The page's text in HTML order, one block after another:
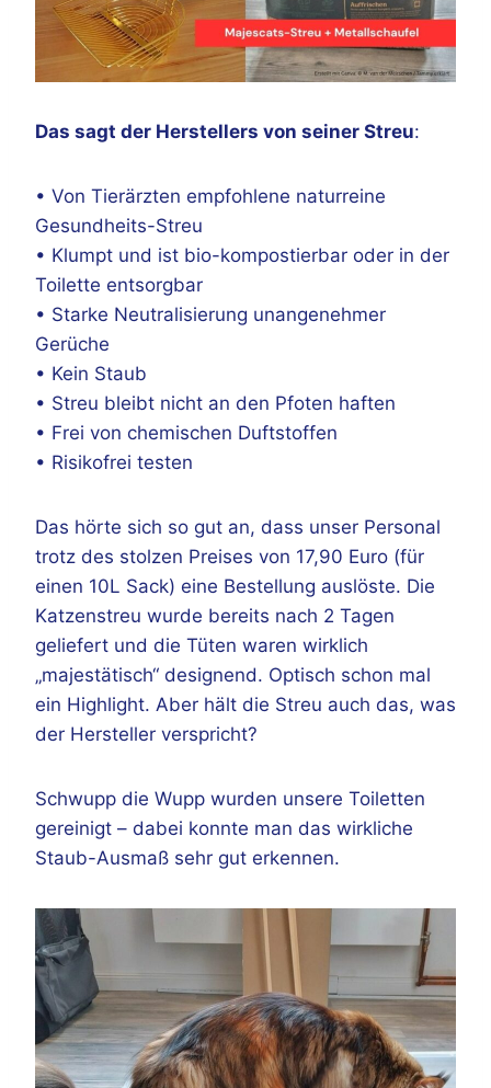
Das sagt der Herstellers von seiner Streu:
• Von Tierärzten empfohlene naturreine
Gesundheits-Streu
• Klumpt und ist bio-kompostierbar oder in der
Toilette entsorgbar
• Starke Neutralisierung unangenehmer
Gerüche
• Kein Staub
• Streu bleibt nicht an den Pfoten haften
• Frei von chemischen Duftstoffen
• Risikofrei testen
Das hörte sich so gut an, dass unser Personal
trotz des stolzen Preises von 17,90 Euro (für
einen 10L Sack) eine Bestellung auslöste. Die
Katzenstreu wurde bereits nach 2 Tagen
geliefert und die Tüten waren wirklich
„majestätisch“ designend. Optisch schon mal
ein Highlight. Aber hält die Streu auch das, was
der Hersteller verspricht?
Schwupp die Wupp wurden unsere Toiletten
gereinigt – dabei konnte man das wirkliche
Staub-Ausmaß sehr gut erkennen.